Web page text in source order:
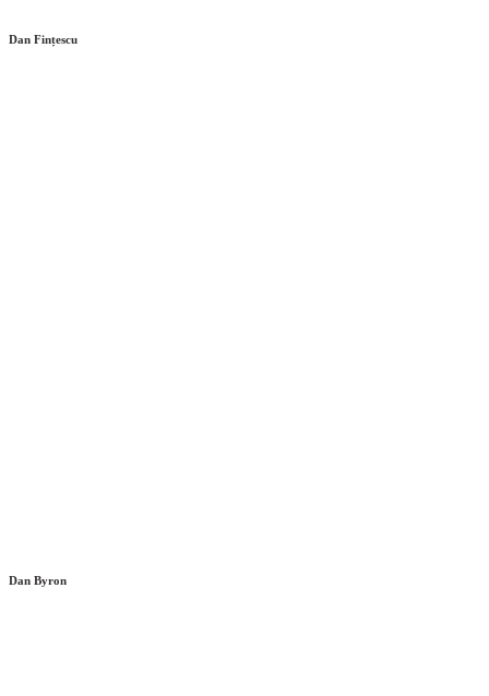
Dan Fințescu
Dan Byron